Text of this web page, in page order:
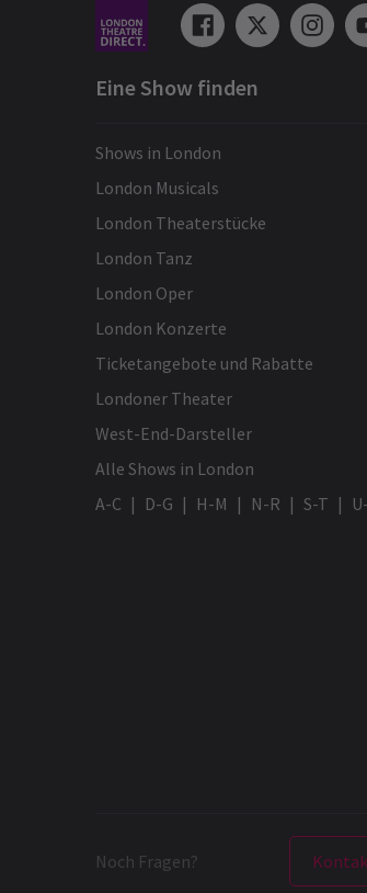
Eine Show finden
Shows in London
London Musicals
London Theaterstücke
London Tanz
London Oper
London Konzerte
Ticketangebote und Rabatte
Londoner Theater
West-End-Darsteller
Alle Shows in London
A-C
D-G H-M N-R S-T
Noch Fragen?